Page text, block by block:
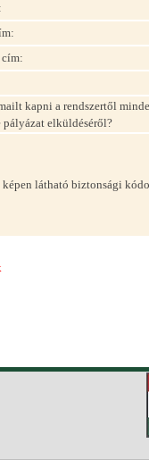
kapni a rendszertől
elküldéséről?
látható biztonsági